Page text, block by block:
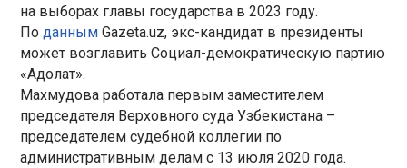
на выборах главы государства в 2023 году.
ПоданнымGazeta.uz, экс-кандидат в президенты
может возглавить Социал-демократическую партию
«Адолат».
Махмудова работала первым заместителем
председателя Верховного суда Узбекистана –
председателем судебной коллегии по
административным делам с 13 июля 2020 года.